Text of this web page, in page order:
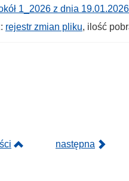
1_2026 z dnia
rejestr zmian pliku, ilość
następna